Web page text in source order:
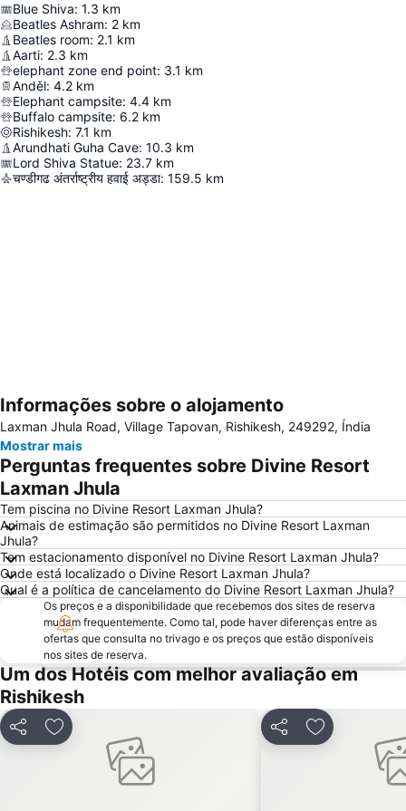
Blue Shiva: 1.3 km
Beatles Ashram: 2 km
Beatles room: 2.1 km
Aarti: 2.3 km
elephant zone end point: 3.1 km
Anděl: 4.2 km
Elephant campsite: 4.4 km
Buffalo campsite: 6.2 km
Rishikesh: 7.1 km
Arundhati Guha Cave: 10.3 km
Lord Shiva Statue: 23.7 km
चण्डीगढ अंतर्राष्ट्रीय हवाई अड्डा: 159.5 km
Ampliar mapa
Informações sobre o alojamento
Laxman Jhula Road, Village Tapovan, Rishikesh, 249292, Índia
Mostrar mais
Perguntas frequentes sobre Divine Resort
Laxman Jhula
Tem piscina no Divine Resort Laxman Jhula?
Animais de estimação são permitidos no Divine Resort Laxman
Jhula?
Tem estacionamento disponível no Divine Resort Laxman Jhula?
Onde está localizado o Divine Resort Laxman Jhula?
Qual é a política de cancelamento do Divine Resort Laxman Jhula?
Os preços e a disponibilidade que recebemos dos sites de reserva
mudam frequentemente. Como tal, pode haver diferenças entre as
ofertas que consulta no trivago e os preços que estão disponíveis
nos sites de reserva.
Um dos Hotéis com melhor avaliação em
Rishikesh
PartilharAdicionar aos favoritos PartilharAdicionar